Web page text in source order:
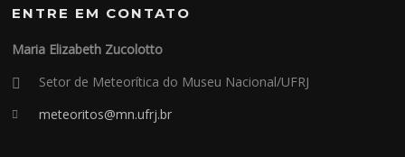
ENTRE EM CONTATO
Maria Elizabeth Zucolotto
Setor de Meteorítica do Museu Nacional/UFRJ
meteoritos@mn.ufrj.br